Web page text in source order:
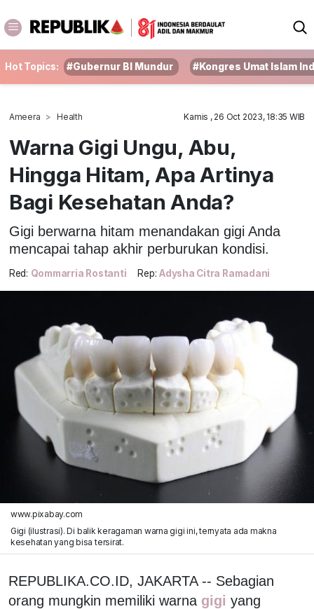
Hot Topics: #Gubernur BI Mundur #Kongres Umat Islam
Ameera Health Kamis , 26 Oct 2023, 18:35 WIB
Warna Gigi Ungu, Abu,
Hingga Hitam, Apa Artinya
Bagi Kesehatan Anda?
Gigi berwarna hitam menandakan gigi Anda
mencapai tahap akhir perburukan kondisi.
Red: Qommarria Rostanti Rep: Adysha Citra Ramadani
www.pixabay.com
Gigi (ilustrasi). Di balik keragaman warna gigi ini, ternyata ada makna
kesehatan yang bisa tersirat.
REPUBLIKA.CO.ID, JAKARTA -- Sebagian
orang mungkin memiliki warna gigi yang